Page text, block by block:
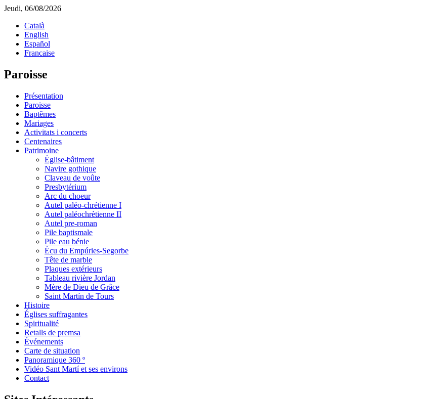
Jeudi, 06/08/2026
Català
English
Español
Francaise
Paroisse
Présentation
Paroisse
Baptêmes
Mariages
Activitats i concerts
Centenaires
Patrimoine
Église-bâtiment
Navire gothique
Claveau de voûte
Presbytérium
Arc du choeur
Autel paléo-chrétienne I
Autel paléochrètienne II
Autel pre-roman
Pile baptismale
Pile eau bénie
Écu du Empúries-Segorbe
Tête de marble
Plaques extérieurs
Tableau rivière Jordan
Mère de Dieu de Grâce
Saint Martín de Tours
Histoire
Églises suffragantes
Spiritualité
Retalls de premsa
Événements
Carte de situation
Panoramique 360 º
Vidéo Sant Martí et ses environs
Contact